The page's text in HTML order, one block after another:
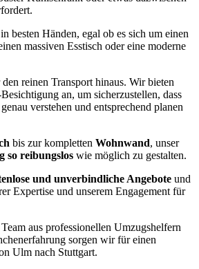
besten Händen, egal ob es sich um einen
massiven Esstisch oder eine moderne
reinen Transport hinaus. Wir bieten
an, um sicherzustellen, dass
verstehen und entsprechend planen
bis zur kompletten Wohnwand, unser
so reibungslos wie möglich zu gestalten.
und unverbindliche Angebote und
Expertise und unserem Engagement für
aus professionellen Umzugshelfern
sorgen wir für einen
Ulm nach Stuttgart.